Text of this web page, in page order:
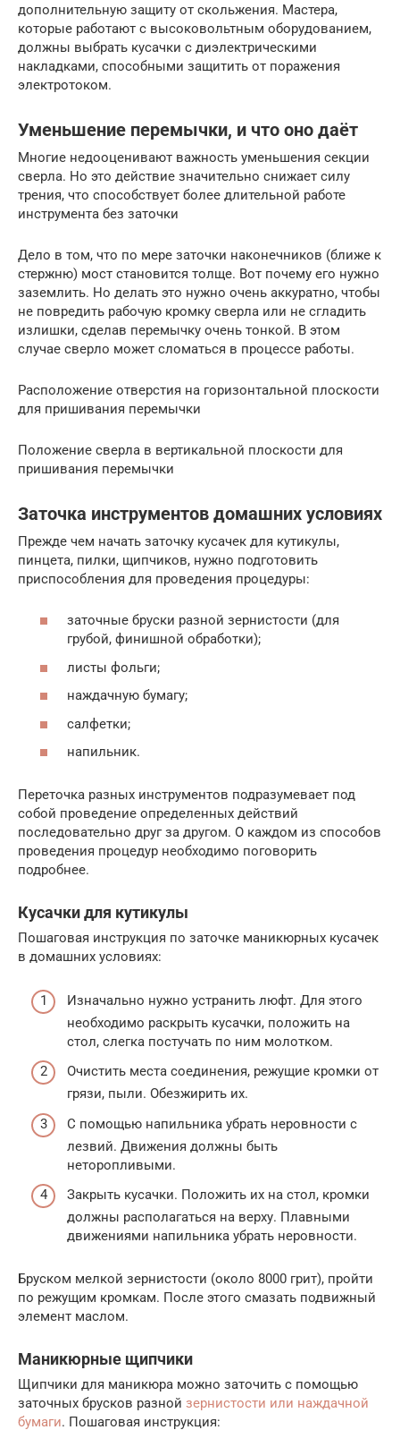
дополнительную защиту от скольжения. Мастера,
которые работают с высоковольтным оборудованием,
должны выбрать кусачки с диэлектрическими
накладками, способными защитить от поражения
электротоком.
Уменьшение перемычки, и что оно даёт
Многие недооценивают важность уменьшения секции
сверла. Но это действие значительно снижает силу
трения, что способствует более длительной работе
инструмента без заточки
Дело в том, что по мере заточки наконечников (ближе к
стержню) мост становится толще. Вот почему его нужно
заземлить. Но делать это нужно очень аккуратно, чтобы
не повредить рабочую кромку сверла или не сгладить
излишки, сделав перемычку очень тонкой. В этом
случае сверло может сломаться в процессе работы.
Расположение отверстия на горизонтальной плоскости
для пришивания перемычки
Положение сверла в вертикальной плоскости для
пришивания перемычки
Заточка инструментов домашних условиях
Прежде чем начать заточку кусачек для кутикулы,
пинцета, пилки, щипчиков, нужно подготовить
приспособления для проведения процедуры:
заточные бруски разной зернистости (для
грубой, финишной обработки);
листы фольги;
наждачную бумагу;
салфетки;
напильник.
Переточка разных инструментов подразумевает под
собой проведение определенных действий
последовательно друг за другом. О каждом из способов
проведения процедур необходимо поговорить
подробнее.
Кусачки для кутикулы
Пошаговая инструкция по заточке маникюрных кусачек
в домашних условиях:
Изначально нужно устранить люфт. Для этого
необходимо раскрыть кусачки, положить на
стол, слегка постучать по ним молотком.
Очистить места соединения, режущие кромки от
грязи, пыли. Обезжирить их.
С помощью напильника убрать неровности с
лезвий. Движения должны быть
неторопливыми.
Закрыть кусачки. Положить их на стол, кромки
должны располагаться на верху. Плавными
движениями напильника убрать неровности.
Бруском мелкой зернистости (около 8000 грит), пройти
по режущим кромкам. После этого смазать подвижный
элемент маслом.
Маникюрные щипчики
Щипчики для маникюра можно заточить с помощью
заточных брусков разной зернистости или наждачной
бумаги. Пошаговая инструкция: